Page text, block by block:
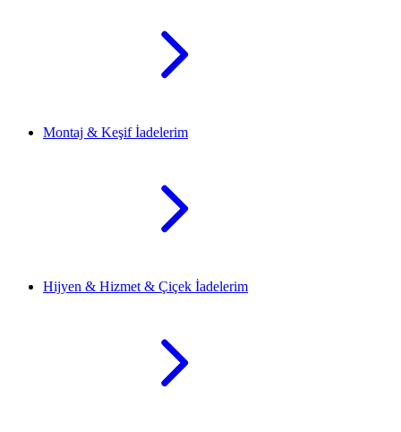
Montaj & Keşif İadelerim
Hijyen & Hizmet & Çiçek İadelerim